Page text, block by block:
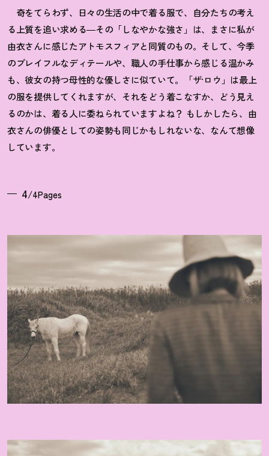
奇をてらわず、日々の生活の中で着る服で、自分たちの考え
る上質を追い求める―その「しなやかな強さ」は、まさに私が
由衣さんに感じたアトモスフィアと同質のもの。そして、今季
のプレイフルなディテールや、職人の手仕事から感じる温かみ
も、彼女の持つ母性的な優しさに似ていて。「ザ·ロウ」は最上
の服を提供してくれますが、それをどう着こなすか、どう見え
るのかは、着る人に委ねられていますよね？ もしかしたら、由
衣さんの俳優としての姿勢も同じかもしれないな、なんて想像
しています。
4/4Pages